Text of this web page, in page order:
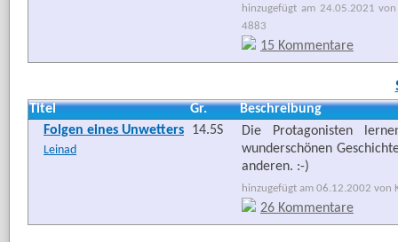
hinzugefügt am 24.05.2021
4883
15 Kommentare
Titel Gr.
Beschreibung
Folgen eines Unwetters
Leinad
14.5S
Die Protagonisten
wunderschönen
anderen. :-)
hinzugefügt am 06.12.2002 von
26 Kommentare